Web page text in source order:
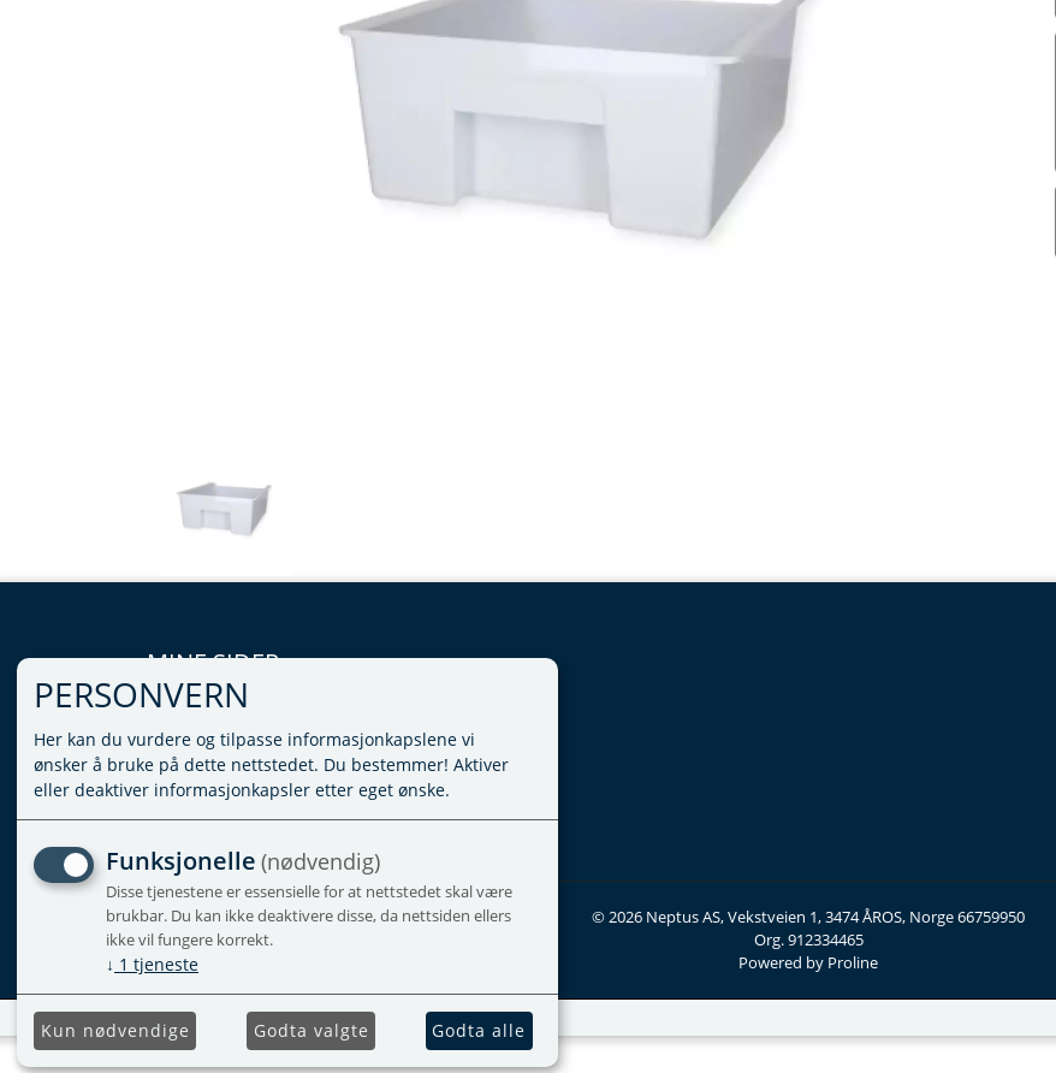
MINE SIDER
LOGG INN
VILKÅR
PERSONVERNERKLÆRING
ADMINISTRER COOKIES
© 2026 Neptus AS, Vekstveien 1, 3474 ÅROS, Norge 66759950
Org. 912334465
Powered by Proline
PERSONVERN
Her kan du vurdere og tilpasse informasjonkapslene vi
ønsker å bruke på dette nettstedet. Du bestemmer! Aktiver
eller deaktiver informasjonkapsler etter eget ønske.
Funksjonelle (nødvendig)
Disse tjenestene er essensielle for at nettstedet skal være
brukbar. Du kan ikke deaktivere disse, da nettsiden ellers
ikke vil fungere korrekt.
↓ 1 tjeneste
Kun nødvendige Godta valgte Godta alle